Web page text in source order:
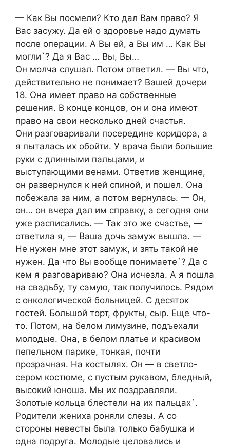
— Как Вы посмели? Кто дал Вам право? Я
Вас засужу. Да ей о здоровье надо думать
после операции. А Вы ей, а Вы им … Как Вы
могли`? Да я Вас … Вы, Вы…
Он молча слушал. Потом ответил. — Вы что,
действительно не понимает? Вашей дочери
18. Она имеет право на собственные
решения. В конце концов, он и она имеют
право на свои несколько дней счастья.
Они разговаривали посередине коридора, а
я пыталась их обойти. У врача были большие
руки с длинными пальцами, и
выступающими венами. Ответив женщине,
он развернулся к ней спиной, и пошел. Она
побежала за ним, а потом вернулась. — Он,
он… он вчера дал им справку, а сегодня они
уже расписались. — Так это же счастье, —
ответила я, — Ваша дочь замуж вышла. —
Не нужен мне этот замуж, и зять такой не
нужен. Да что Вы вообще понимаете`? Да с
кем я разговариваю? Она исчезла. А я пошла
на свадьбу, ту самую, так получилось. Рядом
с онкологической больницей. С десяток
гостей. Большой торт, фрукты, сыр. Еще что-
то. Потом, на белом лимузине, подъехали
молодые. Она, в белом платье и красивом
пепельном парике, тонкая, почти
прозрачная. На костылях. Он — в светло-
сером костюме, с пустым рукавом, бледный,
высокий юноша. Мы их поздравляли.
Золотые кольца блестели на их пальцах`.
Родители жениха роняли слезы. А со
стороны невесты была только бабушка и
одна подруга. Молодые целовались и